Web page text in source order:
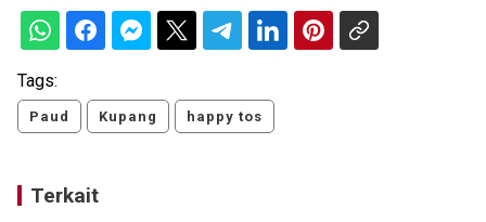
Tags:
Paud Kupang happy tos
Terkait